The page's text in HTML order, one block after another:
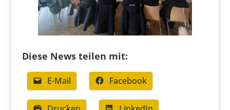
Diese News teilen mit:
E-Mail Facebook